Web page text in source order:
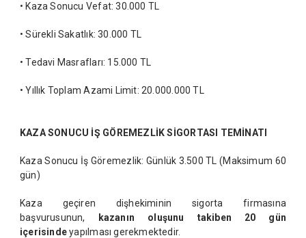
• Kaza Sonucu Vefat: 30.000 TL
• Sürekli Sakatlık: 30.000 TL
• Tedavi Masrafları: 15.000 TL
• Yıllık Toplam Azami Limit: 20.000.000 TL
KAZA SONUCU İŞ GÖREMEZLİ K SİGORTASI TEM İ NATI
Kaza Sonucu İş Göremezlik: Günlük 3.500 TL (Maksimum 60
gün)
Kaza geçiren dişhekiminin sigorta firmasına
başvurusunun,
kazanın oluşunu takiben 20 gün
içerisindeyapılması gerekmektedir.